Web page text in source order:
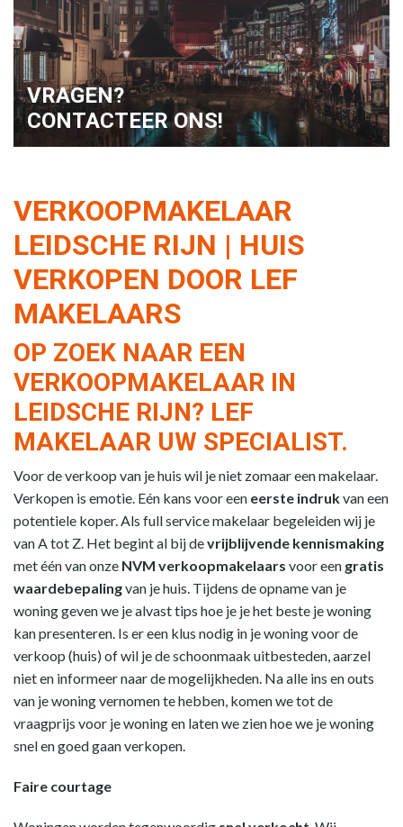
VRAGEN?
CONTACTEER ONS!
VERKOOPMAKELAAR
LEIDSCHE RIJN | HUIS
VERKOPEN DOOR LEF
MAKELAARS
OP ZOEK NAAR EEN
VERKOOPMAKELAAR IN
LEIDSCHE RIJN? LEF
MAKELAAR UW SPECIALIST.
Voor de verkoop van je huis wil je niet zomaar een makelaar.
Verkopen is emotie. Eén kans voor een eerste indrukvan een
potentiele koper. Als full service makelaar begeleiden wij je
van A tot Z. Het begint al bij devrijblijvende kennismaking
met één van onze NVM verkoopmakelaars voor een gratis
waardebepalingvan je huis. Tijdens de opname van je
woning geven we je alvast tips hoe je je het beste je woning
kan presenteren. Is er een klus nodig in je woning voor de
verkoop (huis) of wil je de schoonmaak uitbesteden, aarzel
niet en informeer naar de mogelijkheden. Na alle ins en outs
van je woning vernomen te hebben, komen we tot de
vraagprijs voor je woning en laten we zien hoe we je woning
snel en goed gaan verkopen.
Faire courtage